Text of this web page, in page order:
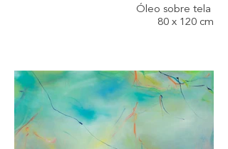
Óleo sobre tela
80 x 120 cm